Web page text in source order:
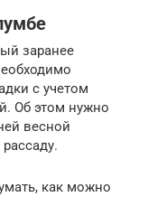
заранее
с учетом
Об этом нужно
весной
как можно